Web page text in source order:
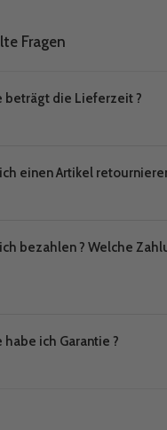
Fragen
beträgt die Lieferzeit ?
einen Artikel
bezahlen ? Welche
habe ich Garantie ?